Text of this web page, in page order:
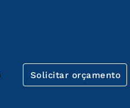
Solicitar orçamento